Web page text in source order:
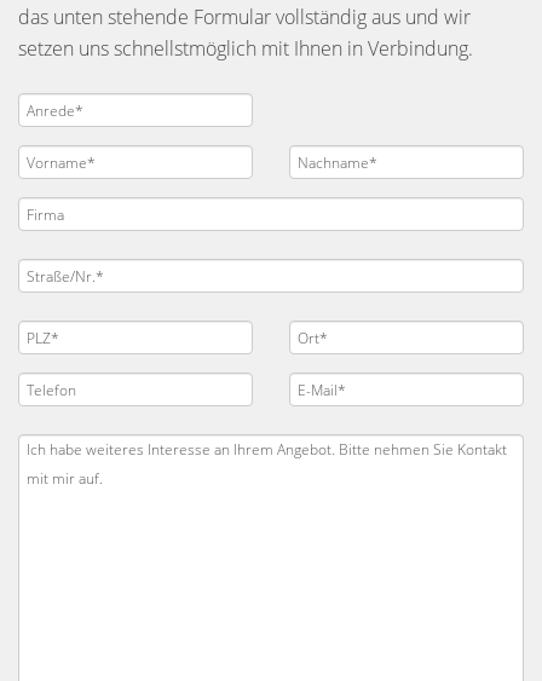
das unten stehende Formular vollständig aus und wir
setzen uns schnellstmöglich mit Ihnen in Verbindung.